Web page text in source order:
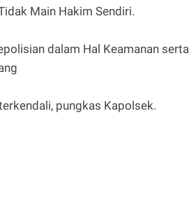
Main Hakim Sendiri.
dalam Hal Keamanan serta
pungkas Kapolsek.